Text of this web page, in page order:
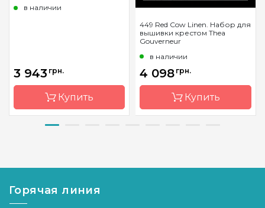
в наличии
3 943 грн.
Купить
Страна-
Украина
Размер
80 х 51 см
449 Red Cow Linen. Набор для
вышивки крестом Thea
Gouverneur
в наличии
4 098 грн.
Купить
Горячая линия